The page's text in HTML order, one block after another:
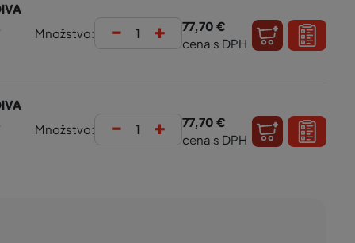
Množstvo: - +
77,70 €
cena s DPH
Množstvo: - +
77,70 €
cena s DPH